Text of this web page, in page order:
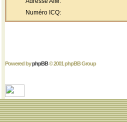
Numéro ICQ:
Powered byphpBB© 2001 phpBB Group